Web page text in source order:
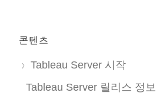
콘텐츠
Tableau Server 시작
Tableau Server 릴리스 정보